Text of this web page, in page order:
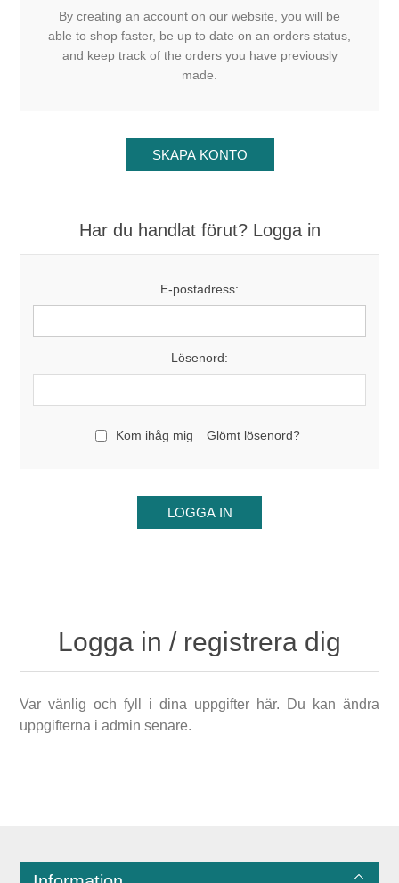
By creating an account on our website, you will be
able to shop faster, be up to date on an orders status,
and keep track of the orders you have previously
made.
Har du handlat förut? Logga in
E-postadress:
Lösenord:
Kom ihåg mig Glömt lösenord?
Logga in / registrera dig
Var vänlig och fyll i dina uppgifter här. Du kan ändra
uppgifterna i admin senare.